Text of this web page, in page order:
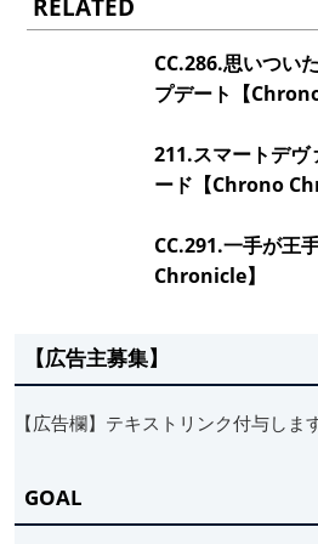
RELATED
CC.286.思いつい
プデート【
211.スマートデヴ
ード【Chrono
CC.291.一手が王
Chronicle】
【広告主募集】
【広告欄】テキストリンク付与しま
GOAL